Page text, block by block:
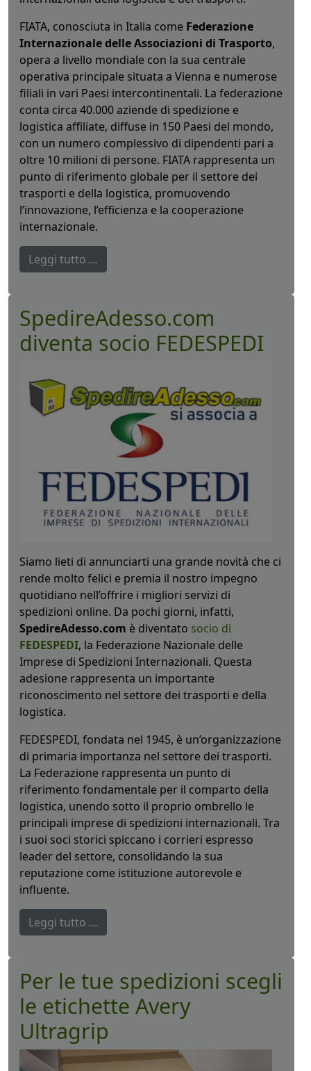
FIATA, conosciuta in Italia come Federazione
Internazionale delle Associazioni di Trasporto,
opera a livello mondiale con la sua centrale
operativa principale situata a Vienna e numerose
filiali in vari Paesi intercontinentali. La federazione
conta circa 40.000 aziende di spedizione e
logistica affiliate, diffuse in 150 Paesi del mondo,
con un numero complessivo di dipendenti pari a
oltre 10 milioni di persone. FIATA rappresenta un
punto di riferimento globale per il settore dei
trasporti e della logistica, promuovendo
l’innovazione, l’efficienza e la cooperazione
internazionale.
Leggi tutto …
SpedireAdesso.com
diventa socio FEDESPEDI
Siamo lieti di annunciarti una grande novità che ci
rende molto felici e premia il nostro impegno
quotidiano nell’offrire i migliori servizi di
spedizioni online. Da pochi giorni, infatti,
SpedireAdesso.com è diventato socio di
FEDESPEDI, la Federazione Nazionale delle
Imprese di Spedizioni Internazionali. Questa
adesione rappresenta un importante
riconoscimento nel settore dei trasporti e della
logistica.
FEDESPEDI, fondata nel 1945, è un’organizzazione
di primaria importanza nel settore dei trasporti.
La Federazione rappresenta un punto di
riferimento fondamentale per il comparto della
logistica, unendo sotto il proprio ombrello le
principali imprese di spedizioni internazionali. Tra
i suoi soci storici spiccano i corrieri espresso
leader del settore, consolidando la sua
reputazione come istituzione autorevole e
influente.
Leggi tutto …
Per le tue spedizioni scegli
le etichette Avery
Ultragrip